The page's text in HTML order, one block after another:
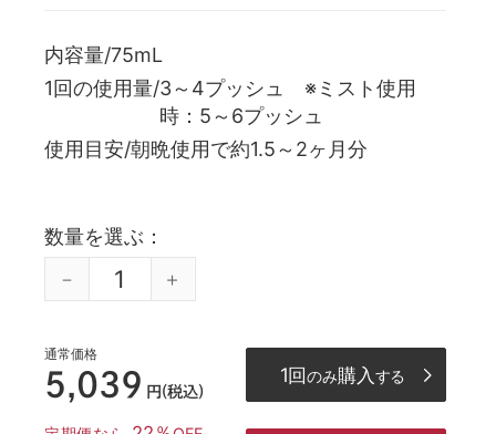
内容量 75mL
1回の使用量 3～4プッシュ ※ミスト使用
時：5～6プッシュ
使用目安 朝晩使用で約1.5～2ヶ月分
数量を選ぶ
通常価格
5,039 円(税込)
1回のみ購入 する